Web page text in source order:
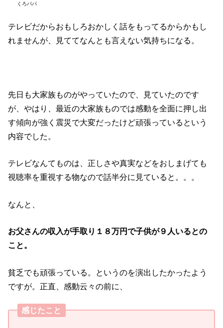
くろパパ
テレビだからおもしろおかしく話をもってるからかもし
れませんが、見ててなんとも言えない気持ちになる。
先日も大家族ものがやっていたので、見ていたのです
が、やはり、最近の大家族ものでは感動を全面に押し出
す傾向が強く震災で大変だったけど頑張っているという
内容でした。
テレビなんてものは、正しさや真実などをおしまげても
視聴率を重視する物なので話半分に見ていると。。。
なんと、
お父さんの収入が手取り１８万円で子供が９人いるとの
こと。
貧乏でも頑張っている。というのを演出したかったよう
ですが。正直、感動云々の前に、
感じたこと